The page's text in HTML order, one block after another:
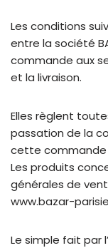
Les conditions
entre la société
commande aux
et la livraison.
Elles règlent
passation de la
cette
Les produits
générales de
www.bazar-
Le simple fait par